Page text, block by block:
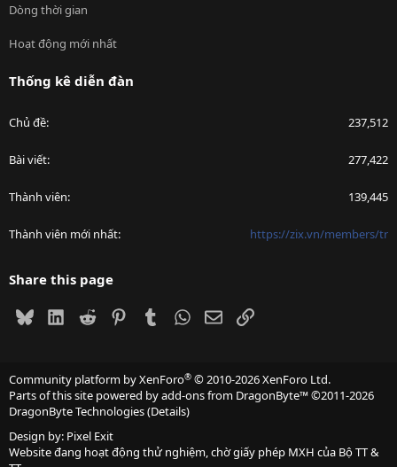
Dòng thời gian
Hoạt động mới nhất
Thống kê diễn đàn
Chủ đề 237,512
Bài viết 277,422
Thành viên 139,445
Thành viên mới nhất https://zix.vn/members/tr
Share this page
BlueskyLinkedIn
Reddit PinterestTumblrWhatsApp
EmailLink
Community platform by XenForo® © 2010-2026 XenForo Ltd.
Parts of this site powered byadd-ons from DragonByte™©2011-2026
DragonByte Technologies(Details)
Design by: Pixel Exit
Website đang hoạt động thử nghiệm, chờ giấy phép MXH của Bộ TT &